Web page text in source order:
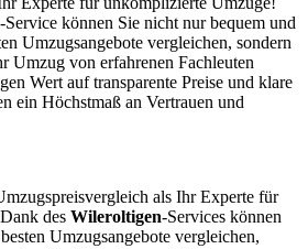
können Sie nicht nur bequem und
Umzugsangebote vergleichen, sondern
Umzug von erfahrenen Fachleuten
Wert auf transparente Preise und klare
ein Höchstmaß an Vertrauen und
als Ihr Experte für
des Wileroltigen-Services können
Umzugsangebote vergleichen,